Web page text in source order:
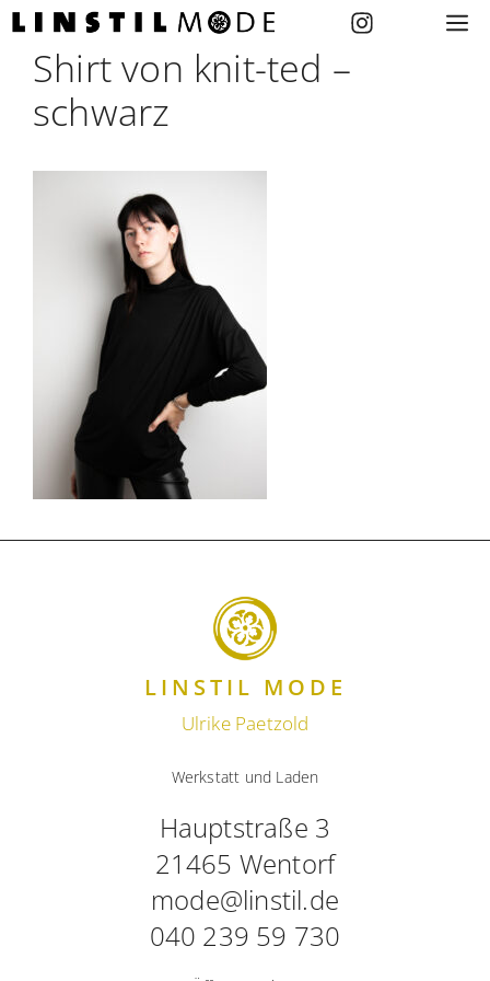
Zum
springenShirt von knit-ted –
schwarz
Werkstatt und Laden
Hauptstraße 3
21465 Wentorf
mode@linstil.de
040 239 59 730
LINSTIL MODE
Ulrike Paetzold